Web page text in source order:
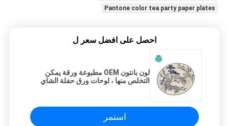
Pantone color tea party paper plates
احصل على افضل سعر ل
لون بانتون OEM مطبوعة ورقة يمكن
التخلص منها ، لوحات ورق حفلة الشاي
استمر